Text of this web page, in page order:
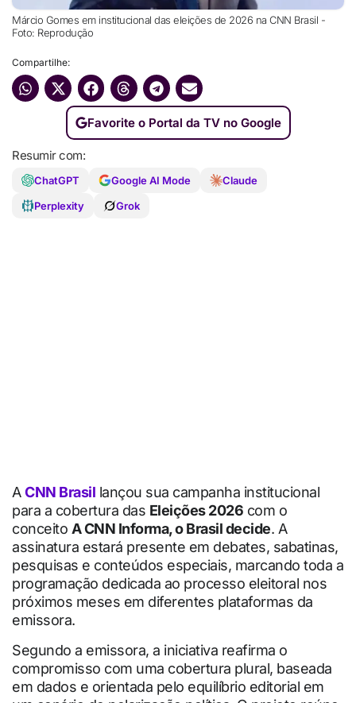
Márcio Gomes em institucional das eleições de 2026 na CNN Brasil -
Foto: Reprodução
Compartilhe:
Favorite o Portal da TV no Google
Resumir com:
ChatGPT Google AI Mode
Claude
Perplexity
Grok
ACNN Brasil lançou sua campanha institucional
para a cobertura das Eleições 2026 com o
conceito A CNN Informa, o Brasil decide. A
assinatura estará presente em debates, sabatinas,
pesquisas e conteúdos especiais, marcando toda a
programação dedicada ao processo eleitoral nos
próximos meses em diferentes plataformas da
emissora.
Segundo a emissora, a iniciativa reafirma o
compromisso com uma cobertura plural, baseada
em dados e orientada pelo equilíbrio editorial em